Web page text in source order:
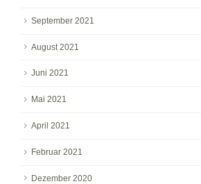
September 2021
August 2021
Juni 2021
Mai 2021
April 2021
Februar 2021
Dezember 2020